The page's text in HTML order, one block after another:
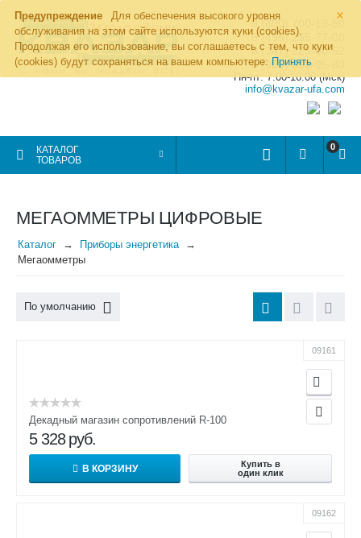
×
Предупреждение
Для обеспечения высокого уровня
обслуживания на этом сайте используются куки (cookies).
Продолжая его использование, вы соглашаетесь с тем, что куки
(cookies) будут сохраняться на вашем компьютере: Принять
8 (800) 700-19-50
8 (495) 255-77-08
8 (347) 225-00-52
8 (986) 963-95-80
Пн-пт: 7.00-16.00 (Мск)
info@kvazar-ufa.com
КАТАЛОГ
ТОВАРОВ
0
МЕГАОММЕТРЫ ЦИФРОВЫЕ
Каталог
Приборы энергетика
Мегаомметры
По умолчанию
09161
Декадный магазин сопротивлений R-100
5 328 руб.
В КОРЗИНУ
Купить в
один клик
09162